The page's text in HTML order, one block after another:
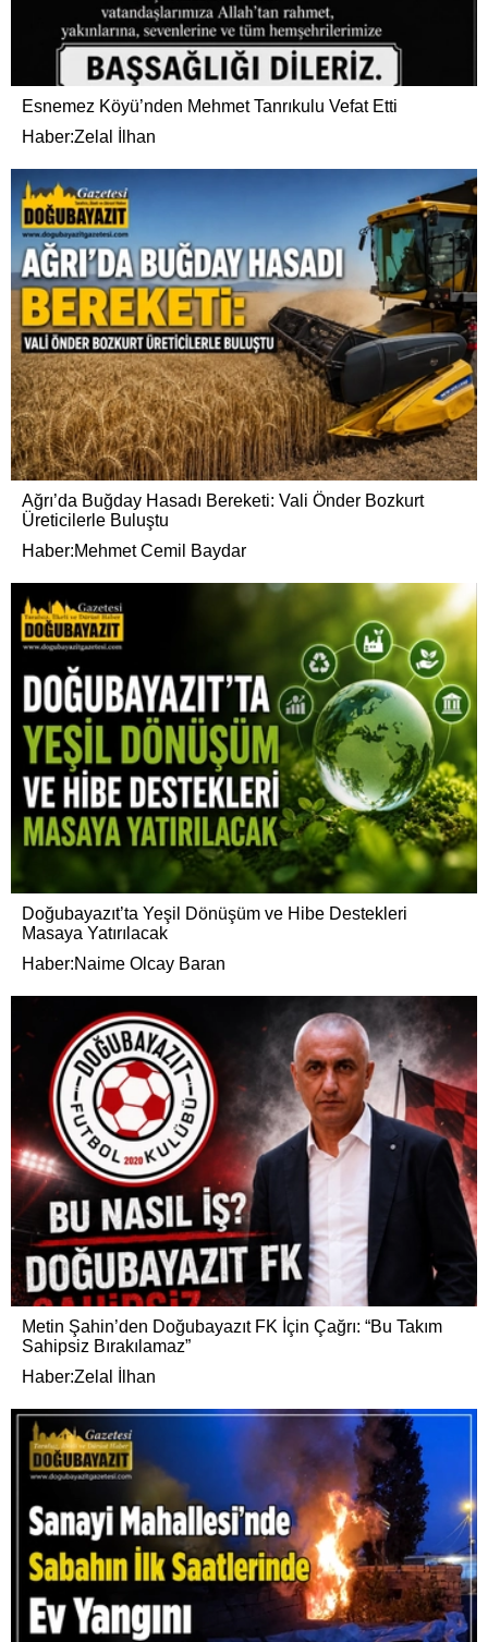
Esnemez Köyü’nden Mehmet Tanrıkulu Vefat Etti
Haber:Zelal İlhan
Ağrı’da Buğday Hasadı Bereketi: Vali Önder Bozkurt
Üreticilerle Buluştu
Haber:Mehmet Cemil Baydar
Doğubayazıt’ta Yeşil Dönüşüm ve Hibe Destekleri
Masaya Yatırılacak
Haber:Naime Olcay Baran
Metin Şahin’den Doğubayazıt FK İçin Çağrı: “Bu Takım
Sahipsiz Bırakılamaz”
Haber:Zelal İlhan